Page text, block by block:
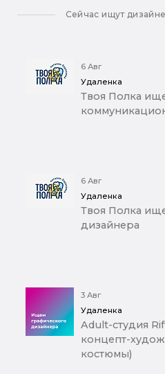
Сейчас ищут
6 Авг
Удаленка
Твоя Полка
6 Авг
Удаленка
Твоя Полка
дизайнера
3 Авг
Удаленка
Adult-студия
концепт-
костюмы)